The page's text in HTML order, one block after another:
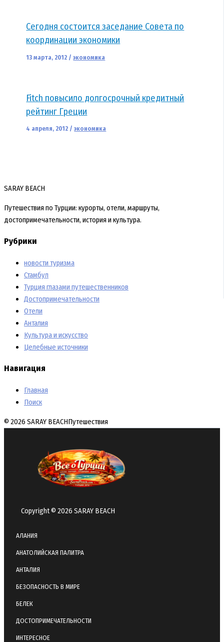
Сегодня состоится заседание Совета по
координации экономики
13 марта, 2012 /экономика
Fitch повысило долгосрочный кредитный
рейтинг Греции
4 апреля, 2012 /экономика
SARAY BEACH
Путешествия по Турции: курорты, отели, маршруты,
достопримечательности, история и культура.
Рубрики
новости туризма
Стамбул
Турция глазами путешественников
Достопримечательности
Отели
Анталия
Культура и искусство
Целебные источники
Навигация
Главная
Поиск
© 2026 SARAY BEACHПутешествия
Copyright © 2026 SARAY BEACH
АЛАНИЯ
АНАТОЛИЙСКАЯ ПАЛИТРА
АНТАЛИЯ
БЕЗОПАСНОСТЬ В МИРЕ
БЕЛЕК
ДОСТОПРИМЕЧАТЕЛЬНОСТИ
ИНТЕРЕСНОЕ